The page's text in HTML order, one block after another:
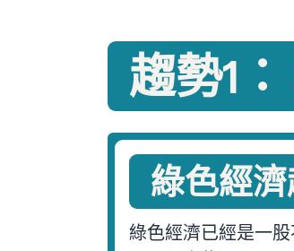
趨勢1
綠色經
綠色經濟已經是一